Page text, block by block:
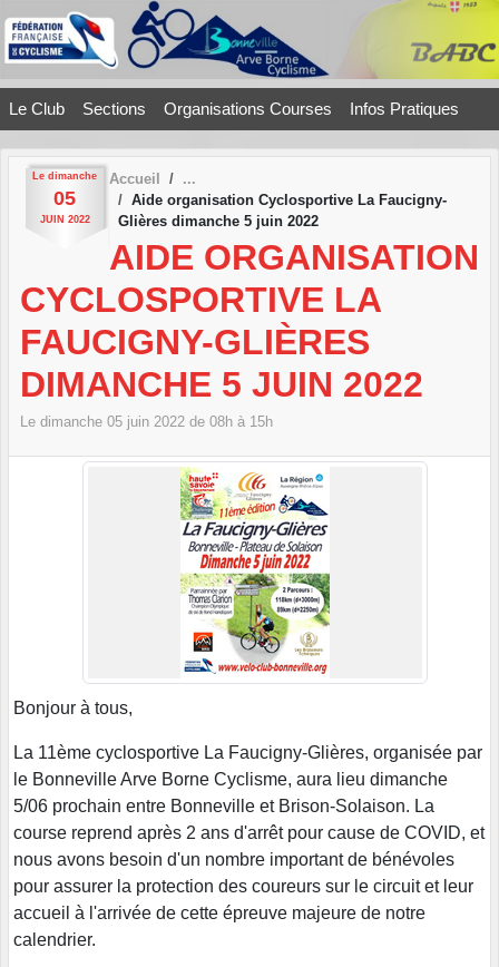
Le Club Sections Organisations Courses Infos Pratiques
Le dimanche
05
JUIN 2022
Accueil
Aide organisation Cyclosportive La Faucigny-
Glières dimanche 5 juin 2022
AIDE ORGANISATION
CYCLOSPORTIVE LA
FAUCIGNY-GLIÈRES
DIMANCHE 5 JUIN 2022
Le dimanche 05 juin 2022 de 08h à 15h
Bonjour à tous,
La 11ème cyclosportive La Faucigny-Glières, organisée par
le Bonneville Arve Borne Cyclisme, aura lieu dimanche
5/06 prochain entre Bonneville et Brison-Solaison. La
course reprend après 2 ans d'arrêt pour cause de COVID, et
nous avons besoin d'un nombre important de bénévoles
pour assurer la protection des coureurs sur le circuit et leur
accueil à l'arrivée de cette épreuve majeure de notre
calendrier.
Panneau de gestion des cookies